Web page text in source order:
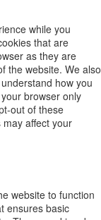
while you
that are
as they are
the website. We also
how you
browser only
out of these
affect your
website to function
ensures basic